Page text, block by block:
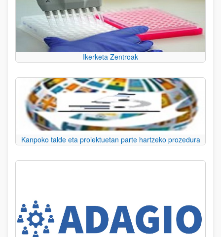
Ikerketa Zentroak
Kanpoko talde eta proiektuetan parte hartzeko prozedura